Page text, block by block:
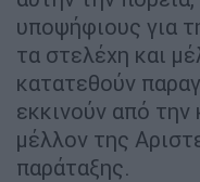
υποψήφιους για
τα στελέχη και
κατατεθούν
εκκινούν από την
μέλλον της
παράταξης.